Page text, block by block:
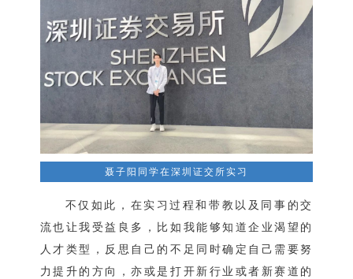
聂子阳同学在深圳证交所实习
不仅如此，在实习过程和带教以及同事的交
流也让我受益良多，比如我能够知道企业渴望的
人才类型，反思自己的不足同时确定自己需要努
力提升的方向，亦或是打开新行业或者新赛道的